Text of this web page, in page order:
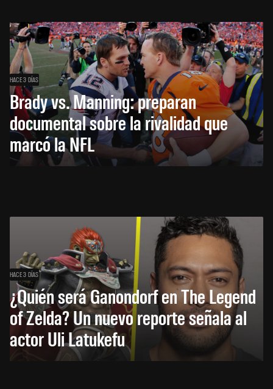
HACE 3 DÍAS
Brady vs. Manning: preparan
documental sobre la rivalidad que
marcó la NFL
HACE 3 DÍAS
¿Quién será Ganondorf en The Legend
of Zelda? Un nuevo reporte señala al
actor Uli Latukefu